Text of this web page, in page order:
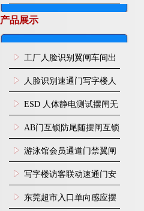
产品展示
工厂人脸识别翼闸车间出
入口人行通道门禁
人脸识别速通门写字楼人
行通道闸门禁设备
ESD 人体静电测试摆闸无
尘车间防静电闸机
AB门互锁防尾随摆闸互锁
闸机
游泳馆会员通道门禁翼闸
写字楼访客联动速通门安
装
东莞超市入口单向感应摆